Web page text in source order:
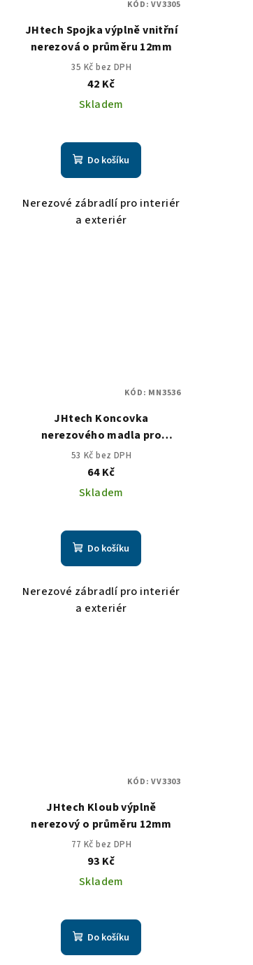
JHtech Spojka výplně vnitřní
nerezová o průměru 12mm
35 Kč bez DPH
42 Kč
Skladem
Do košíku
Nerezové zábradlí pro interiér
a exteriér
KÓD:VV3305
JHtech Koncovka
nerezového madla pro
průměr 42,4/2mm rovná
53 Kč bez DPH
64 Kč
Skladem
Do košíku
Nerezové zábradlí pro interiér
a exteriér
KÓD: MN3536
JHtech Kloub výplně
nerezový o průměru 12mm
77 Kč bez DPH
93 Kč
Skladem
Do košíku
KÓD:VV3303